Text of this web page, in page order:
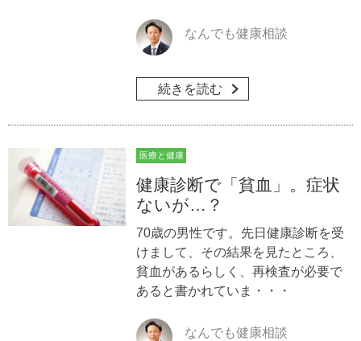
なんでも健康相談
続きを読む
医療と健康
健康診断で「貧血」。症状
ないが…？
70歳の男性です。先日健康診断を受
けまして、その結果を見たところ、
貧血があるらしく、再検査が必要で
あると書かれていま・・・
なんでも健康相談